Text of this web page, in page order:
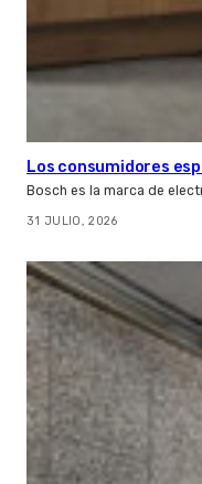
Los consumidores
Bosch es la marca de
31 JULIO, 2026